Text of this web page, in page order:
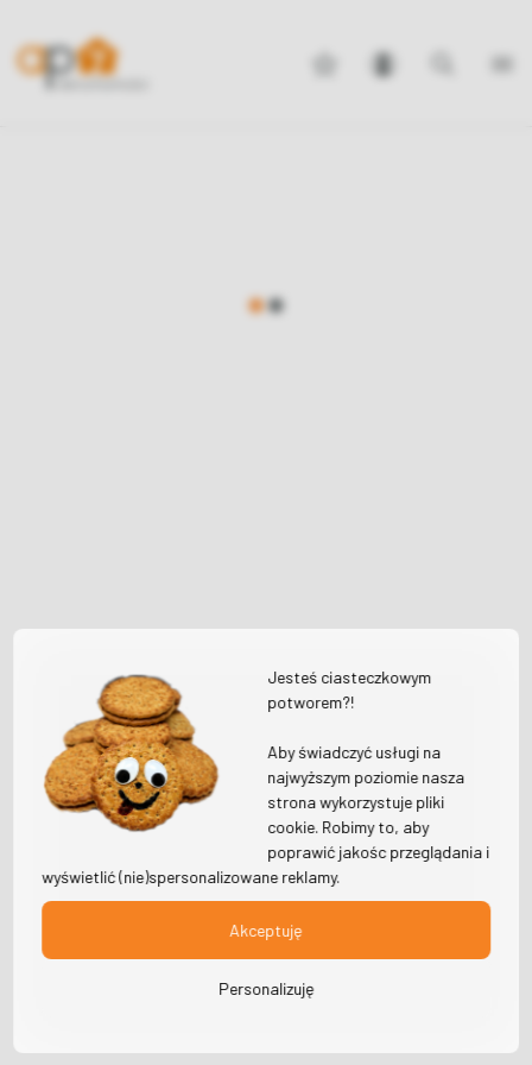
Jesteś ciasteczkowym
potworem?!
Aby świadczyć usługi na
najwyższym poziomie nasza
strona wykorzystuje pliki
cookie. Robimy to, aby
poprawić jakośc przeglądania i
wyświetlić (nie)spersonalizowane reklamy.
Akceptuję
Personalizuję